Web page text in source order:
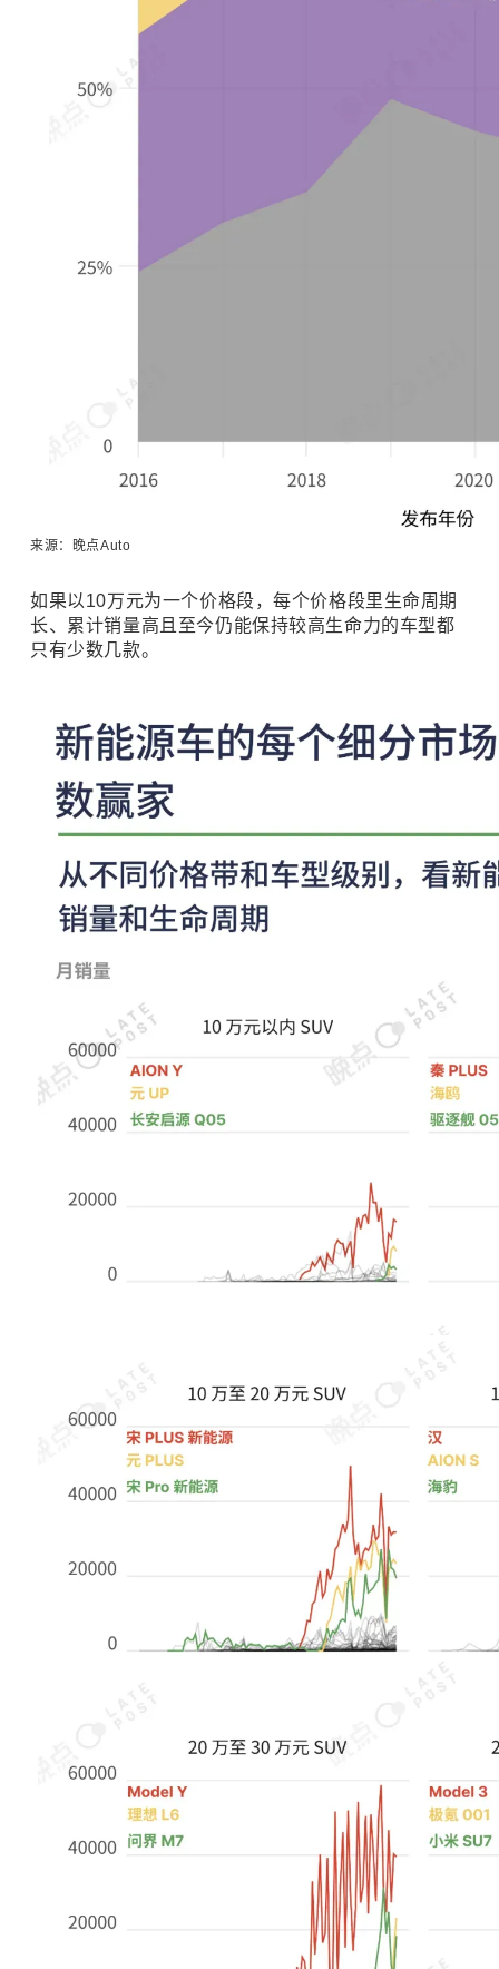
来源：晚点Auto
如果以10万元为一个价格段，每个价格段里生命周期
长、累计销量高且至今仍能保持较高生命力的车型都
只有少数几款。